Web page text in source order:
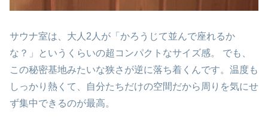
サウナ室は、大人2人が「かろうじて並んで座れるか
な？」というくらいの超コンパクトなサイズ感。 でも、
この秘密基地みたいな狭さが逆に落ち着くんです。温度も
しっかり熱くて、自分たちだけの空間だから周りを気にせ
ず集中できるのが最高。